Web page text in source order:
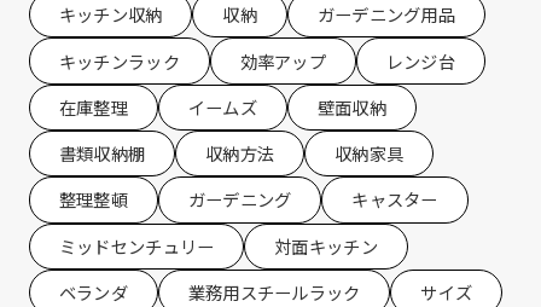
キッチン収納
収納
ガーデニング用品
キッチンラック
効率アップ
レンジ台
在庫整理
イームズ
壁面収納
書類収納棚
収納方法
収納家具
整理整頓
ガーデニング
キャスター
ミッドセンチュリー
対面キッチン
ベランダ
業務用スチールラック
サイズ